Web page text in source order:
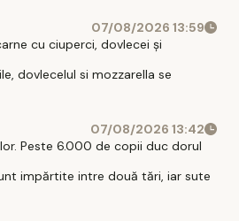
07/08/2026 13:59
cu ciuperci, dovlecei și
dovlecelul si mozzarella se
07/08/2026 13:42
Peste 6.000 de copii duc dorul
impărtite intre două tări, iar sute